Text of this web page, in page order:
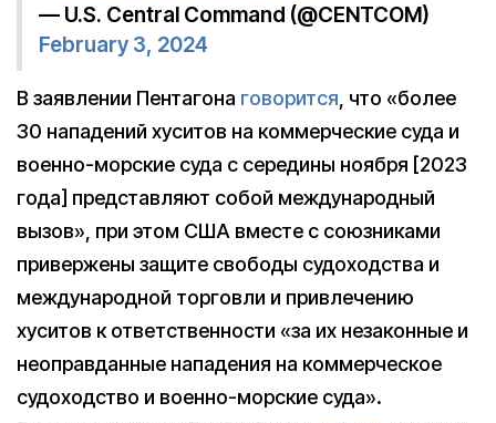
— U.S. Central Command (@CENTCOM)
February 3, 2024
В заявлении Пентагона говорится, что «более
30 нападений хуситов на коммерческие суда и
военно-морские суда с середины ноября [2023
года] представляют собой международный
вызов», при этом США вместе с союзниками
привержены защите свободы судоходства и
международной торговли и привлечению
хуситов к ответственности «за их незаконные и
неоправданные нападения на коммерческое
судоходство и военно-морские суда».